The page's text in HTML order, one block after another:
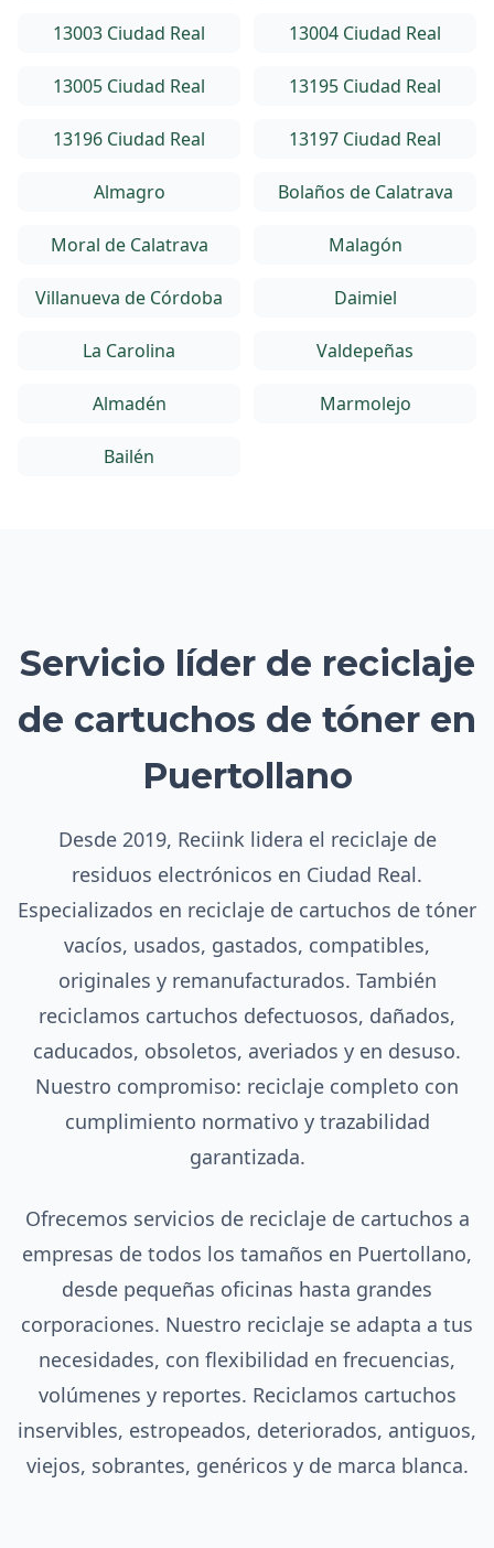
13003 Ciudad Real 13004 Ciudad Real
13005 Ciudad Real 13195 Ciudad Real
13196 Ciudad Real 13197 Ciudad Real
Almagro Bolaños de Calatrava
Moral de Calatrava Malagón
Villanueva de Córdoba Daimiel
La Carolina Valdepeñas
Almadén Marmolejo
Bailén
Servicio líder de reciclaje
de cartuchos de tóner en
Puertollano
Desde 2019, Reciink lidera el reciclaje de
residuos electrónicos en Ciudad Real.
Especializados en reciclaje de cartuchos de tóner
vacíos, usados, gastados, compatibles,
originales y remanufacturados. También
reciclamos cartuchos defectuosos, dañados,
caducados, obsoletos, averiados y en desuso.
Nuestro compromiso: reciclaje completo con
cumplimiento normativo y trazabilidad
garantizada.
Ofrecemos servicios de reciclaje de cartuchos a
empresas de todos los tamaños en Puertollano,
desde pequeñas oficinas hasta grandes
corporaciones. Nuestro reciclaje se adapta a tus
necesidades, con flexibilidad en frecuencias,
volúmenes y reportes. Reciclamos cartuchos
inservibles, estropeados, deteriorados, antiguos,
viejos, sobrantes, genéricos y de marca blanca.